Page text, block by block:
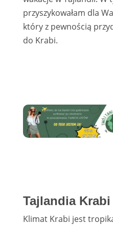
przyszykowałam dla
który z pewnością
do Krabi.
Tajlandia
Klimat Krabi jest